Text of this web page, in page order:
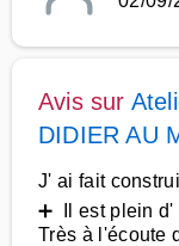
Avis sur
DIDIER AU
J' ai fait
➕ Il est plein d'
Très à l'écoute